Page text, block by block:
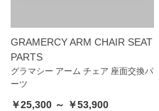
GRAMERCY ARM CHAIR SEAT
PARTS
グラマシー アーム チェア 座面交換パ
ーツ
￥25,300 ～ ￥53,900